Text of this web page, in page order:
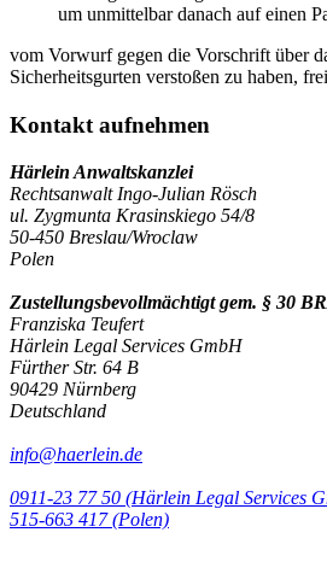
um unmittelbar danach auf einen
vom Vorwurf gegen die Vorschrift über
Sicherheitsgurten verstoßen zu haben,
Kontakt aufnehmen
Härlein Anwaltskanzlei
Rechtsanwalt Ingo-Julian Rösch
ul. Zygmunta Krasinskiego 54/8
50-450 Breslau/Wroclaw
Polen
Zustellungsbevollmächtigt gem. § 30
Franziska Teufert
Härlein Legal Services GmbH
Fürther Str. 64 B
90429 Nürnberg
Deutschland
info@haerlein.de
0911-23 77 50 (Härlein Legal Services
‭515-663 417 (Polen)‬‬‬